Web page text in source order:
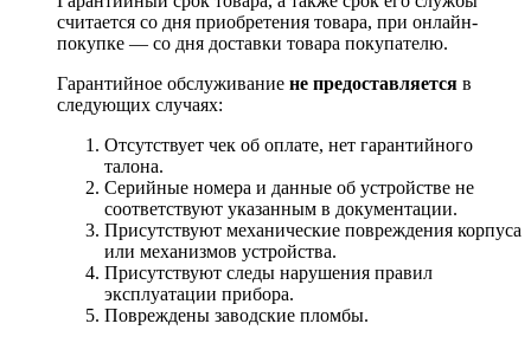
считается со дня приобретения товара, при онлайн-
покупке — со дня доставки товара покупателю.
Гарантийное обслуживание не предоставляется в
следующих случаях:
Отсутствует чек об оплате, нет гарантийного
талона.
Серийные номера и данные об устройстве не
соответствуют указанным в документации.
Присутствуют механические повреждения корпуса
или механизмов устройства.
Присутствуют следы нарушения правил
эксплуатации прибора.
Повреждены заводские пломбы.